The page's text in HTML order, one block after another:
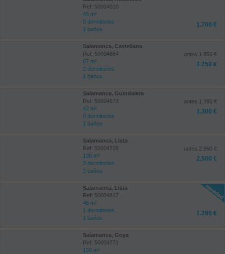
Ref: 50004610
45 m²
0 dormitorios
1 baños
1.700 €
Salamanca, Castellana
Ref: 50004664
67 m²
2 dormitorios
1 baños
antes 1.850 €
1.750 €
Salamanca, Guindalera
Ref: 50004673
42 m²
0 dormitorios
1 baños
antes 1.395 €
1.300 €
Salamanca, Lista
Ref: 50004726
130 m²
2 dormitorios
2 baños
antes 2.950 €
2.500 €
Salamanca, Lista
Ref: 50004817
45 m²
1 dormitorios
1 baños
1.295 €
Salamanca, Goya
Ref: 50004771
130 m²